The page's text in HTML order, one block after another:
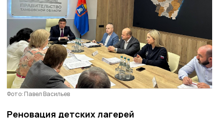
Фото: Павел Васильев
Реновация детских лагерей